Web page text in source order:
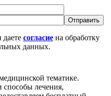
согласиена обработку
данных.
тематике.
способы лечения,